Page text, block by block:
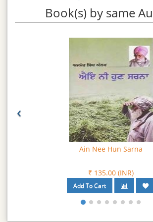
Book(s) by same
Ain Nee Hun Sarna
₹ 135.00 (INR)
‹